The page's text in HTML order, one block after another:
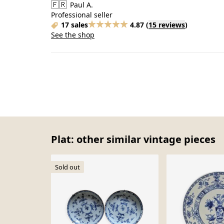
🇫🇷 Paul A.
Professional seller
17 sales
4.87 (15 reviews)
See the shop
Plat: other similar vintage pieces
Sold out